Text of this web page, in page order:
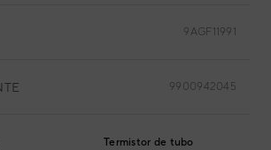
9AGF11991
9900942045
Termistor de tubo